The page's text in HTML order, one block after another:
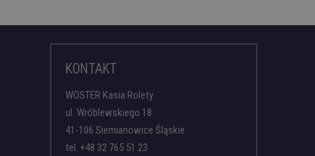
KONTAKT
WOSTER Kasia Rolety
ul. Wróblewskiego 18
41-106 Siemianowice Śląskie
tel. +48 32 765 51 23